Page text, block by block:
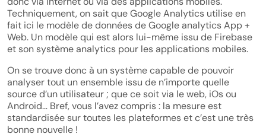
Techniquement, on sait que Google Analytics utilise en
fait ici le modèle de données de Google analytics App +
Web. Un modèle qui est alors lui-même issu de Firebase
et son système analytics pour les applications mobiles.
On se trouve donc à un système capable de pouvoir
analyser tout un ensemble issu de n’importe quelle
source d’un utilisateur ; que ce soit via le web, iOs ou
Android… Bref, vous l’avez compris : la mesure est
standardisée sur toutes les plateformes et c’est une très
bonne nouvelle !